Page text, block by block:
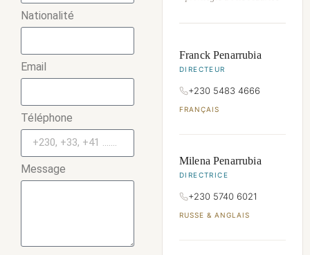
Nationalité
Email
Téléphone
Message
Franck Penarrubia
DIRECTEUR
+230 5483 4666
FRANÇAIS
Milena Penarrubia
DIRECTRICE
+230 5740 6021
RUSSE & ANGLAIS